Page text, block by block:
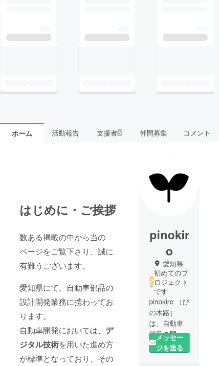
ホーム 活動報告 支援者5 仲間募集 コメント
はじめに・ご挨拶
数ある掲載の中から当の
ページをご覧下さり、誠に
有難うございます。
愛知県にて、自動車部品の
設計開発業務に携わってお
ります。
自動車開発においては、 デ
ジタル技術を用いた進め方
が標準となっており、その
pinokir
o
愛知県
初めてのプ
ロジェクト
です
pinokiro （ぴ
の木路）
は、自動車
部品の開発
設計業務で
培ったデジ
メッセー
ジを送る